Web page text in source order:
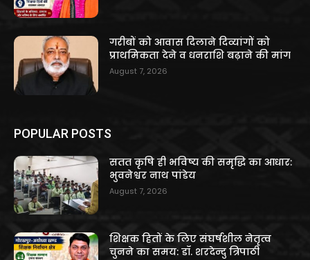
गरीबों को आवास दिलाने दिव्यांगों को
प्राथमिकता देने व धनराशि बढ़ाने की मांग
August 7, 2026
POPULAR POSTS
सतत कृषि ही भविष्य की समृद्धि का आधार:
भुवनेश्वर नाथ पांडेय
August 7, 2026
शिक्षक हितों के लिए संघर्षशील नेतृत्व
चुनने का समय: डॉ. शरदेन्दु त्रिपाठी